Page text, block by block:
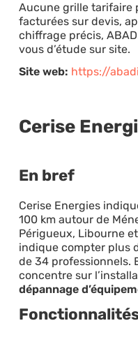
Aucune grille tarifaire
facturées sur devis,
chiffrage précis,
vous d’étude sur site.
Site web: https://
Cerise
En bref
Cerise Energies
100 km autour de
Périgueux, Libourne
indique compter plus
de 34 professionnels.
concentre sur
dépannage